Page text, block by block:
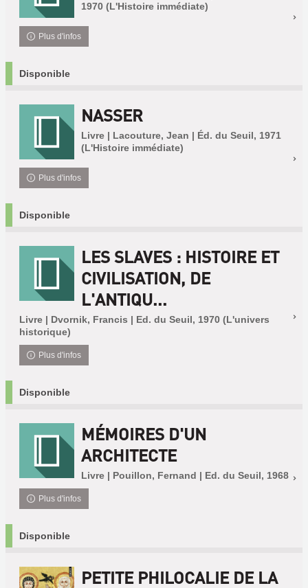
1970 (L'Histoire immédiate)
Plus d'infos
Disponible
NASSER
Livre | Lacouture, Jean | Éd. du Seuil, 1971
(L'Histoire immédiate)
Plus d'infos
Disponible
LES SLAVES : HISTOIRE ET
CIVILISATION, DE
L'ANTIQU...
Livre | Dvornik, Francis | Ed. du Seuil, 1970 (L'univers
historique)
Plus d'infos
Disponible
MÉMOIRES D'UN
ARCHITECTE
Livre | Pouillon, Fernand | Ed. du Seuil, 1968
Plus d'infos
Disponible
PETITE PHILOCALIE DE LA